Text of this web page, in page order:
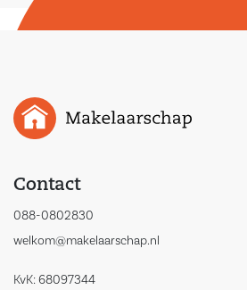
own preferences with just a few minor
– Living area of 122 sqm;
– Close to an NS train station;
– District heating;
– Southwestern garden orientation;
– Extended at the rear.
Contact
088-0802830
welkom@makelaarschap.nl
KvK: 68097344